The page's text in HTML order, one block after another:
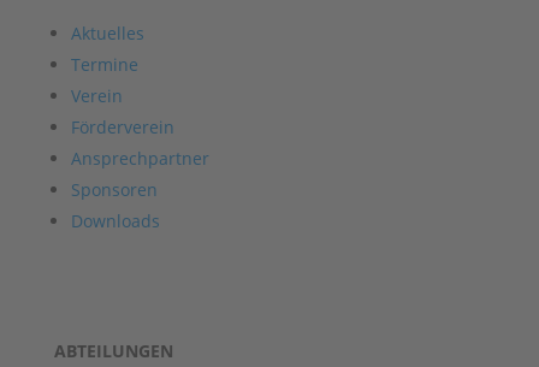
Aktuelles
Termine
Verein
Förderverein
Ansprechpartner
Sponsoren
Downloads
ABTEILUNGEN